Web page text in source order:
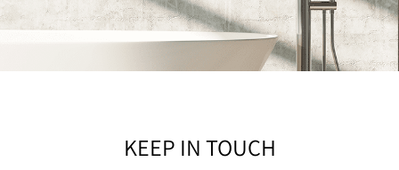
KEEP IN TOUCH